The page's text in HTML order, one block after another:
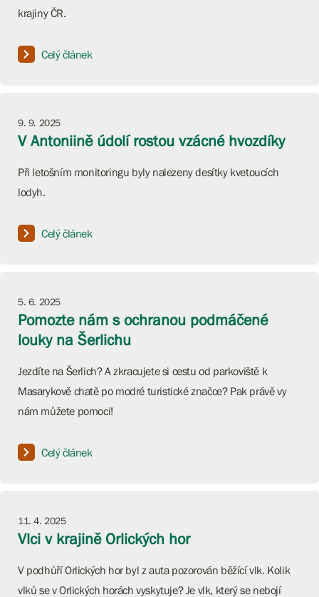
krajiny ČR.
Celý článek
9. 9. 2025
V Antoniině údolí rostou vzácné hvozdíky
Při letošním monitoringu byly nalezeny desítky kvetoucích
lodyh.
Celý článek
5. 6. 2025
Pomozte nám s ochranou podmáčené
louky na Šerlichu
Jezdíte na Šerlich? A zkracujete si cestu od parkoviště k
Masarykově chatě po modré turistické značce? Pak právě vy
nám můžete pomoci!
Celý článek
11. 4. 2025
Vlci v krajině Orlických hor
V podhůří Orlických hor byl z auta pozorován běžící vlk. Kolik
vlků se v Orlických horách vyskytuje? Je vlk, který se nebojí